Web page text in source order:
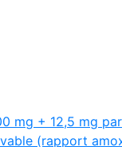
mg + 12,5 mg
(rapport